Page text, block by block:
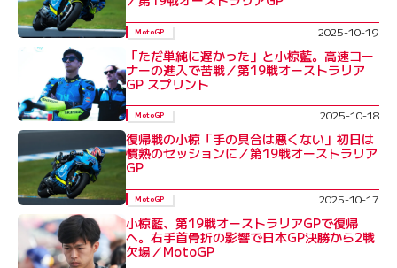
MotoGP 2025-10-19
「ただ単純に遅かった」と小椋藍。高速コー
ナーの進入で苦戦／第19戦オーストラリア
GP スプリント
MotoGP 2025-10-18
復帰戦の小椋「手の具合は悪くない」初日は
慣熟のセッションに／第19戦オーストラリア
GP
MotoGP 2025-10-17
小椋藍、第19戦オーストラリアGPで復帰
へ。右手首骨折の影響で日本GP決勝から2戦
欠場／MotoGP